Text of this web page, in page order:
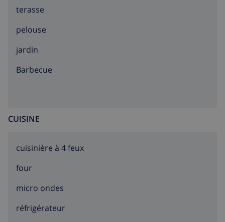
terasse
pelouse
jardin
barbecue
CUISINE
cuisinière à 4 feux
four
micro ondes
réfrigérateur